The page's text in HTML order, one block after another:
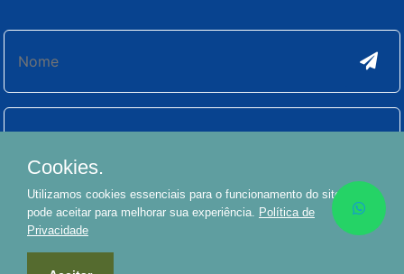
Cookies.
Utilizamos cookies essenciais para o funcionamento do site. Você
pode aceitar para melhorar sua experiência. Política de
Privacidade